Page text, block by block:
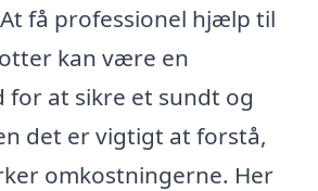
få professionel hjælp til
kan være en
for at sikre et sundt og
det er vigtigt at forstå,
omkostningerne. Her